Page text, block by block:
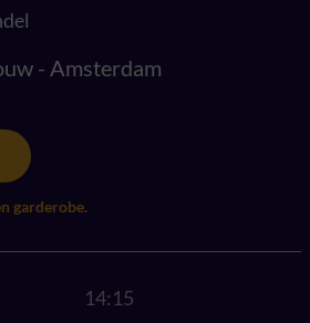
- Amsterdam
garderobe.
14:15